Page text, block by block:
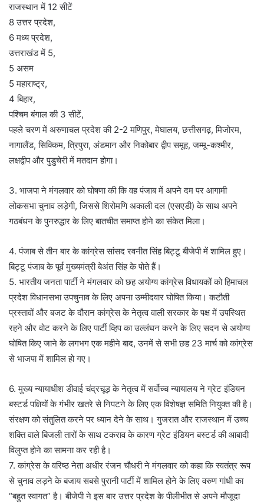
राजस्थान में 12 सीटें
8 उत्तर प्रदेश,
6 मध्य प्रदेश,
उत्तराखंड में 5,
5 असम
5 महाराष्ट्र,
4 बिहार,
पश्चिम बंगाल की 3 सीटें,
पहले चरण में अरुणाचल प्रदेश की 2-2 मणिपुर, मेघालय, छत्तीसगढ़, मिजोरम,
नागालैंड, सिक्किम, त्रिपुरा, अंडमान और निकोबार द्वीप समूह, जम्मू-कश्मीर,
लक्षद्वीप और पुडुचेरी में मतदान होगा।
3. भाजपा ने मंगलवार को घोषणा की कि वह पंजाब में अपने दम पर आगामी
लोकसभा चुनाव लड़ेगी, जिससे शिरोमणि अकाली दल (एसएडी) के साथ अपने
गठबंधन के पुनरुद्धार के लिए बातचीत समाप्त होने का संकेत मिला।
4. पंजाब से तीन बार के कांग्रेस सांसद रवनीत सिंह बिट्टू बीजेपी में शामिल हुए।
बिट्टू पंजाब के पूर्व मुख्यमंत्री बेअंत सिंह के पोते हैं।
5. भारतीय जनता पार्टी ने मंगलवार को छह अयोग्य कांग्रेस विधायकों को हिमाचल
प्रदेश विधानसभा उपचुनाव के लिए अपना उम्मीदवार घोषित किया। कटौती
प्रस्तावों और बजट के दौरान कांग्रेस के नेतृत्व वाली सरकार के पक्ष में उपस्थित
रहने और वोट करने के लिए पार्टी व्हिप का उल्लंघन करने के लिए सदन से अयोग्य
घोषित किए जाने के लगभग एक महीने बाद, उनमें से सभी छह 23 मार्च को कांग्रेस
से भाजपा में शामिल हो गए।
6. मुख्य न्यायाधीश डीवाई चंद्रचूड़ के नेतृत्व में सर्वोच्च न्यायालय ने ग्रेट इंडियन
बस्टर्ड पक्षियों के गंभीर खतरे से निपटने के लिए एक विशेषज्ञ समिति नियुक्त की है।
संरक्षण को संतुलित करने पर ध्यान देने के साथ। गुजरात और राजस्थान में उच्च
शक्ति वाले बिजली तारों के साथ टकराव के कारण ग्रेट इंडियन बस्टर्ड की आबादी
विलुप्त होने का सामना कर रही है।
7. कांग्रेस के वरिष्ठ नेता अधीर रंजन चौधरी ने मंगलवार को कहा कि स्वतंत्र रूप
से चुनाव लड़ने के बजाय सबसे पुरानी पार्टी में शामिल होने के लिए वरुण गांधी का
“बहुत स्वागत” है। बीजेपी ने इस बार उत्तर प्रदेश के पीलीभीत से अपने मौजूदा